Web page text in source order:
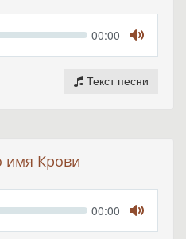
Current
00:00
Mute
Текст песни
имя Крови
Current
00:00
Mute